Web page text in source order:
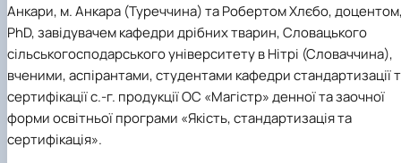
Анкари, м. Анкара (Туреччина) та Робертом Хлєбо,
PhD, завідувачем кафедри дрібних тварин, Словацького
сільськогосподарського університету в Нітрі (Словаччина),
вченими, аспірантами, студентами кафедри стандартизації
сертифікації с.-г. продукції ОС «Магістр» денної та заочної
форми освітньої програми «Якість, стандартизація та
сертифікація».